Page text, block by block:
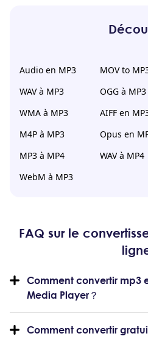
Audio en MP3 MOV to
WAV à MP3
OGG à MP3
WMA à MP3
AIFF en
M4P à MP3
Opus en
MP3 à MP4
WAV à MP4
WebM à MP3
FAQ sur le
Comment convertir mp3
Media Player？
Comment convertir